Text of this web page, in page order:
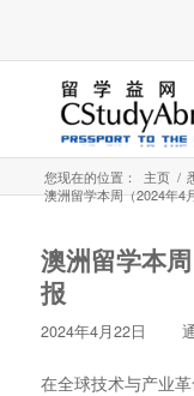
您现在的位置： 主页 /
澳洲留学本周（2024年4
澳洲留学本
报
2024年4月22日
在全球技术与产业